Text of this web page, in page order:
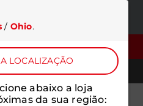
/ Ohio.
LOCALIZAÇÃO
abaixo a loja
da sua região: